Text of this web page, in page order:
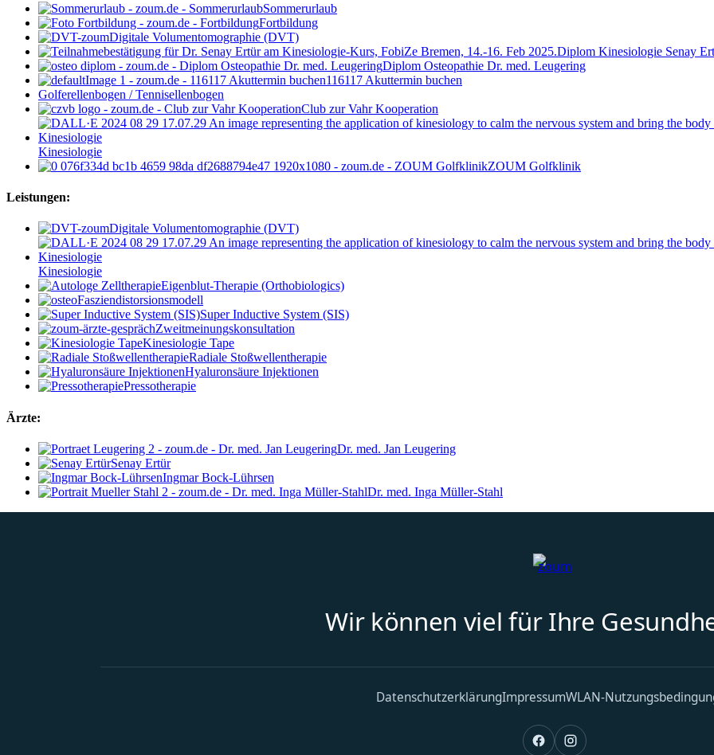
Sommerurlaub
Fortbildung
Digitale Volumentomographie (DVT)
Diplom Kinesiologie Senay
Diplom Osteopathie Dr. med. Leugering
116117 Akuttermin buchen
Golferellenbogen / Tennisellenbogen
Club zur Vahr Kooperation
Kinesiologie
ZOUM Golfklinik
Leistungen:
Digitale Volumentomographie (DVT)
Kinesiologie
Eigenblut-Therapie (Orthobiologics)
Fasziendistorsionsmodell
Super Inductive System (SIS)
Zweitmeinungskonsultation
Kinesiologie Tape
Radiale Stoßwellentherapie
Hyaluronsäure Injektionen
Pressotherapie
Ärzte:
Dr. med. Jan Leugering
Senay Ertür
Ingmar Bock-Lührsen
Dr. med. Inga Müller-Stahl
Wir können viel für Ihre
DatenschutzerklärungImpressumWLAN-